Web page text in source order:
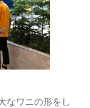
なワニの形をし